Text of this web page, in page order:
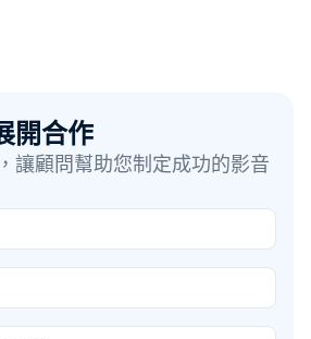
開合作
讓顧問幫助您制定成功的影音